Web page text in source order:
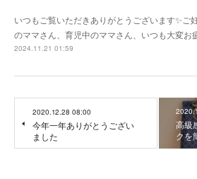
いつもご覧いただきありがとうございます✨ご
のママさん、育児中のママさん、いつも大変お
2024.11.21 01:59
2020.12.28 08:00
今年一年ありがとうござい
ました
高級
クを